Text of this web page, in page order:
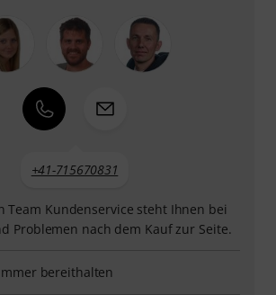
+41-715670831
Team Kundenservice steht Ihnen bei
Problemen nach dem Kauf zur Seite.
bereithalten